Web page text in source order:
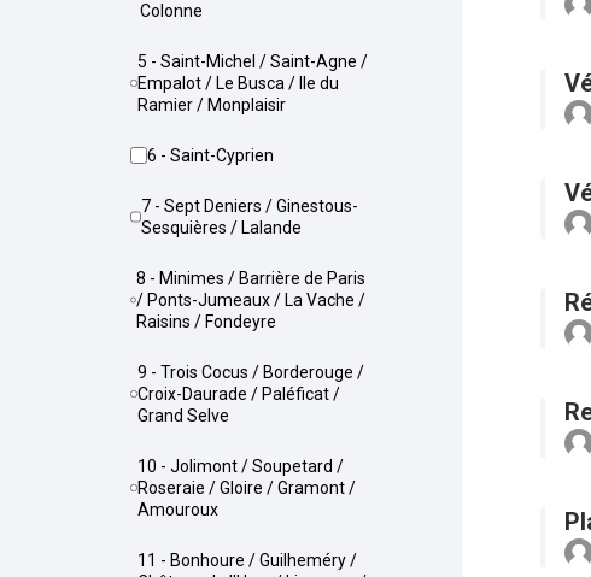
Colonne
5 - Saint-Michel / Saint-Agne /
Empalot / Le Busca / Ile du
Ramier / Monplaisir
6 - Saint-Cyprien
7 - Sept Deniers / Ginestous-
Sesquières / Lalande
8 - Minimes / Barrière de Paris
/ Ponts-Jumeaux / La Vache /
Raisins / Fondeyre
9 - Trois Cocus / Borderouge /
Croix-Daurade / Paléficat /
Grand Selve
10 - Jolimont / Soupetard /
Roseraie / Gloire / Gramont /
Amouroux
11 - Bonhoure / Guilheméry /